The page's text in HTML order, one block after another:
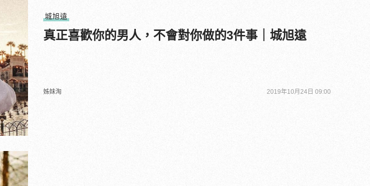
城旭遠
真正喜歡你的男人，不會對你做的3件事｜城旭遠
姊妹淘 2019年10月24日 09:00